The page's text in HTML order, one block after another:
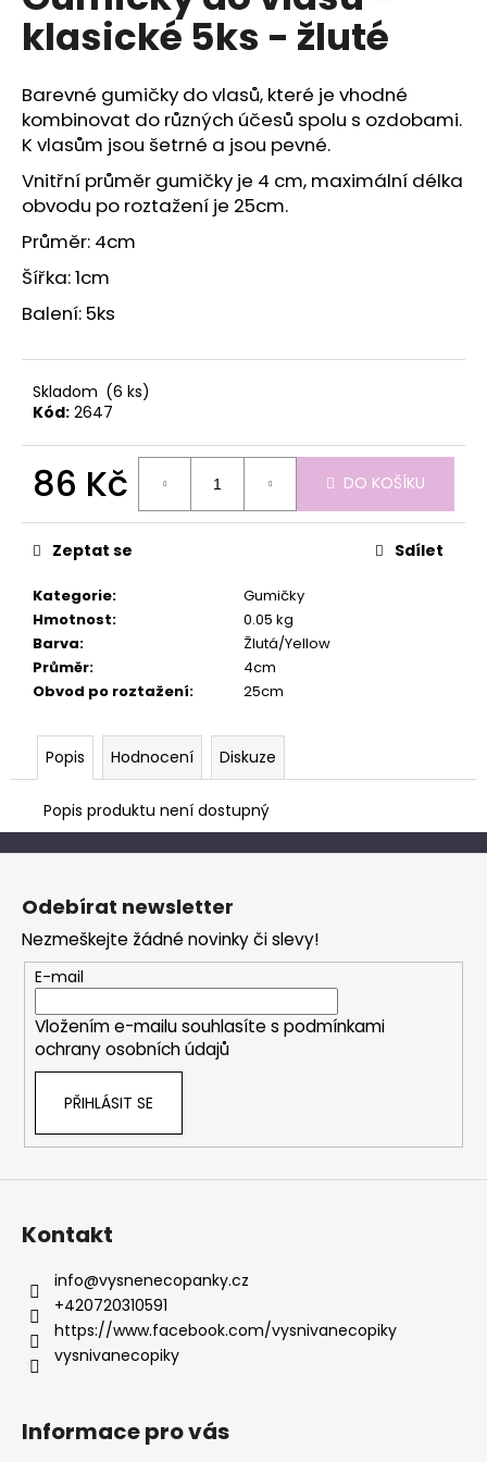
0,0
hvězdiček.
klasické 5ks - žluté
Barevné gumičky do vlasů, které je vhodné
kombinovat do různých účesů spolu s ozdobami.
K vlasům jsou šetrné a jsou pevné.
Vnitřní průměr gumičky je 4 cm, maximální délka
obvodu po roztažení je 25cm.
Průměr: 4cm
Šířka: 1cm
Balení: 5ks
Skladom (6 ks)
Kód: 2647
86 Kč
cena:
DO KOŠÍKU
Kategorie:
Gumičky
Hmotnost:
0.05 kg
Barva:
Žlutá/Yellow
Průměr:
4cm
Obvod po roztažení: 25cm
Zeptat se Sdílet
Popis Hodnocení Diskuze
Popis produktu není dostupný
a
j
í
t
?
p
o
r
u
u
e
m
e
Z
Odebírat newsletter
Nezmeškejte žádné novinky či slevy!
E-mail
Vložením e-mailu souhlasíte s podmínkami
ochrany osobních údajů
PŘIHLÁSIT SE
Kontakt
info@vysnenecopanky.cz
+420720310591
https://www.facebook.com/vysnivanecopiky
vysnivanecopiky
Informace pro vás